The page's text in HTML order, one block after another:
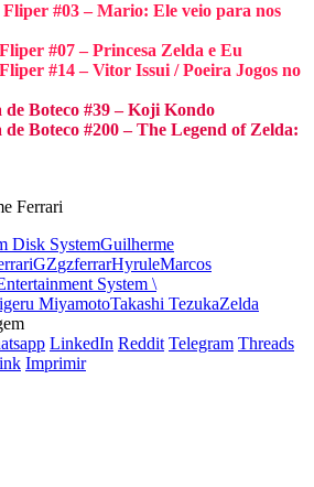
#03 – Mario: Ele veio para nos
#07 – Princesa Zelda e Eu
#14 – Vitor Issui / Poeira Jogos no
Boteco #39 – Koji Kondo
Boteco #200 – The Legend of Zelda:
Ferrari
Disk SystemGuilherme
GZgzferrarHyruleMarcos
System \
MiyamotoTakashi TezukaZelda
LinkedIn Reddit Telegram Threads
Imprimir